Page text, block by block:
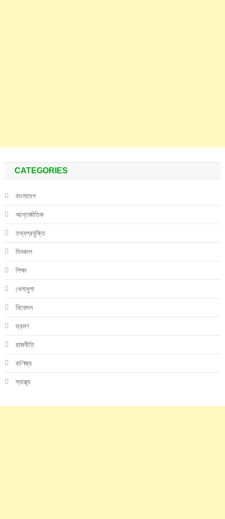
CATEGORIES
বাংলাদেশ
আন্তর্জাতিক
তথ্যপ্রযুক্তি
দিনকাল
শিক্ষা
খেলাধুলা
বিনোদন
ভ্রমণ
রাজনীতি
বাণিজ্য
স্বাস্থ্য